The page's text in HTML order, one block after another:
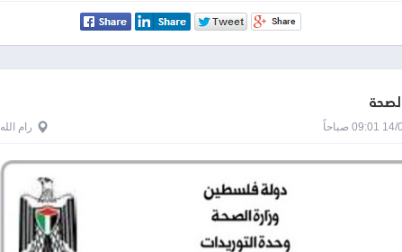
صباحاً رام الله